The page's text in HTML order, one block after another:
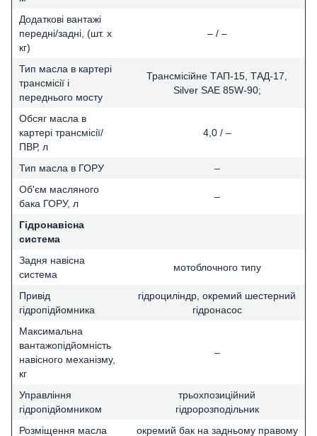
Додаткові вантажі
передні/задні, (шт. х
кг)
– / –
Тип масла в картері
трансмісії і
переднього мосту
Трансмісійне ТАП-15, ТАД-17,
Silver SAE 85W-90;
Обсяг масла в
картері трансмісії/
ПВР, л
4,0 / –
Тип масла в ГОРУ
–
Об'єм масляного
бака ГОРУ, л
–
Гідронавісна
система
Задня навісна
система
мотоблочного типу
Привід
гідропідйомника
гідроциліндр, окремий шестерний
гідронасос
Максимальна
вантажопідйомність
навісного механізму,
кг
–
Управління
гідропідйомником
трьохпозиційний
гідророзподільник
Розміщення масла
окремий бак на задньому правому